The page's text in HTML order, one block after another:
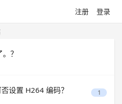
注册 登录
？
设置 H264 编码？ 1